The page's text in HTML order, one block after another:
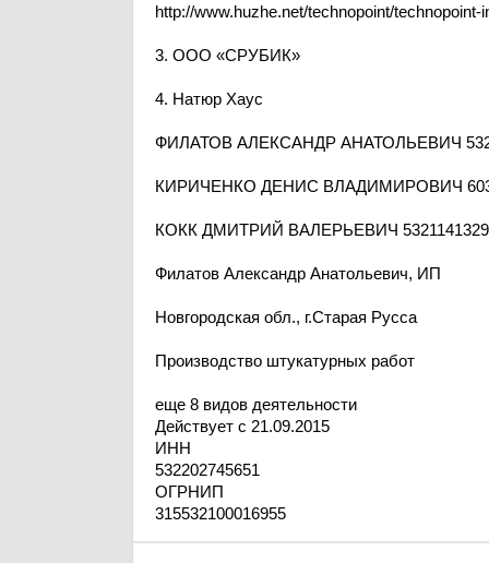
http://www.huzhe.net/technopoint/
3. ООО «СРУБИК»
4. Натюр Хаус
ФИЛАТОВ АЛЕКСАНДР АНАТОЛЬЕВИЧ
КИРИЧЕНКО ДЕНИС ВЛАДИМИРОВИЧ
КОКК ДМИТРИЙ ВАЛЕРЬЕВИЧ
Филатов Александр Анатольевич, ИП
Новгородская обл., г.Старая Русса
Производство штукатурных работ
еще 8 видов деятельности
Действует с 21.09.2015
ИНН
532202745651
ОГРНИП
315532100016955